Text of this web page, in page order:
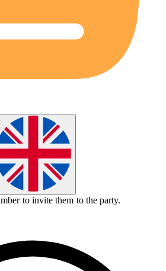
to invite them to the party.